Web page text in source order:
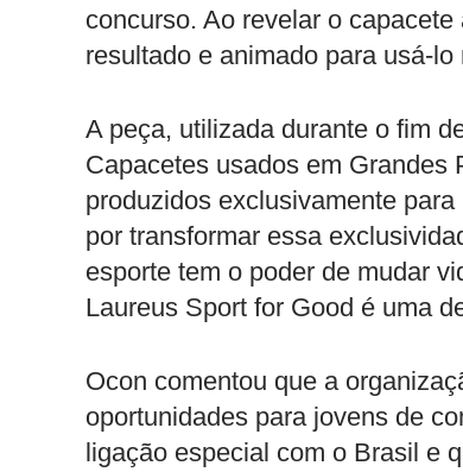
concurso. Ao revelar o
resultado e animado para usá-
A peça, utilizada durante o fim
Capacetes usados em Grandes
produzidos exclusivamente
por transformar essa
esporte tem o poder de mudar
Laureus Sport for Good é uma
Ocon comentou que a
oportunidades para jovens de
ligação especial com o Brasil e